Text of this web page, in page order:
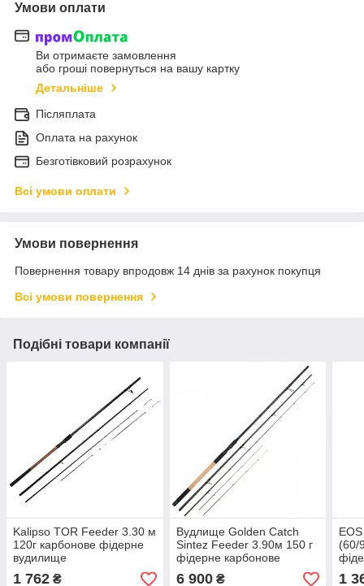
Умови оплати
Ви отримаєте замовлення
або гроші повернуться на вашу картку
Детальніше
Післяплата
Оплата на рахунок
Безготівковий розрахунок
Всі умови оплати
Умови повернення
Повернення товару впродовж 14 днів за рахунок покупця
Всі умови повернення
Подібні товари компанії
Kalipso TOR Feeder 3.30 м
120г карбонове фідерне
вудилище
1 762 ₴
Вудлище Golden Catch
Sintez Feeder 3.90м 150 г
фідерне карбонове
6 900₴
(60/
1